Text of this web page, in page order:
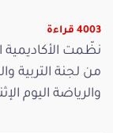
4003 قراءة
نظّمت
من لجنة التربية
والرياضة اليوم الإثنين 19 فيفري 2024